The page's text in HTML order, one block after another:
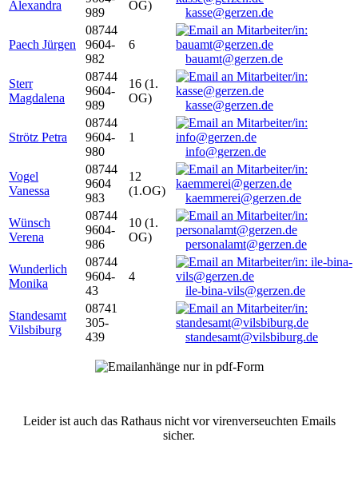
Alexandra
989
OG)
kasse@gerzen.de
Paech Jürgen
08744
9604-
982
6
bauamt@gerzen.de
Sterr
Magdalena
08744
9604-
989
16 (1.
OG)
kasse@gerzen.de
Strötz Petra
08744
9604-
980
1
info@gerzen.de
Vogel
Vanessa
08744
9604
983
12
(1.OG)
kaemmerei@gerzen.de
Wünsch
Verena
08744
9604-
986
10 (1.
OG)
personalamt@gerzen.de
Wunderlich
Monika
08744
9604-
43
4
ile-bina-vils@gerzen.de
Standesamt
Vilsbiburg
08741
305-
439
standesamt@vilsbiburg.de
Leider ist auch das Rathaus nicht vor virenverseuchten Emails
sicher.